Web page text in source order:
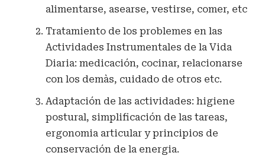
alimentarse, asearse, vestirse, comer, etc
Tratamiento de los problemes en las
Actividades Instrumentales de la Vida
Diaria: medicación, cocinar, relacionarse
con los demàs, cuidado de otros etc.
Adaptación de las actividades: higiene
postural, simplificación de las tareas,
ergonomia articular y principios de
conservación de la energia.